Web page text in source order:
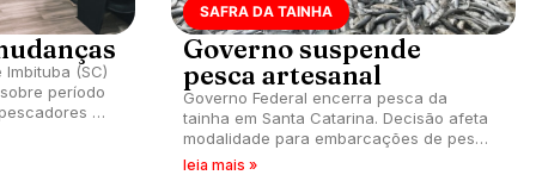
(SC)
período
e
de 1995.
SAFRA DA TAINHA
Governo suspende
pesca artesanal
Governo Federal encerra pesca da
tainha em Santa Catarina. Decisão afeta
modalidade para embarcações de pesca
artesanal.
leia mais »